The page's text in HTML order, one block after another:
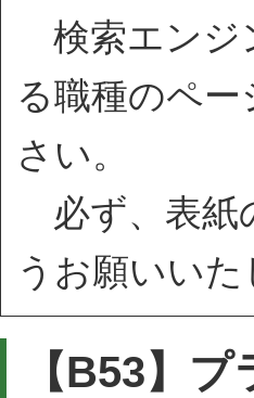
検索エンジ
る職種のペ
さい。
必ず、表紙
うお願いいた
【B53】